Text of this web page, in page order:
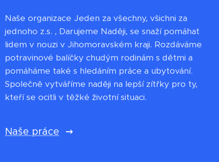
Naše organizace Jeden za všechny, všichni za
jednoho z.s. , Darujeme Naději, se snaží pomáhat
lidem v nouzi v Jihomoravském kraji. Rozdáváme
potravinové balíčky chudým rodinám s dětmi a
pomáháme také s hledáním práce a ubytování.
Společně vytváříme naději na lepší zítřky pro ty,
kteří se ocitli v těžké životní situaci.
Naše práce